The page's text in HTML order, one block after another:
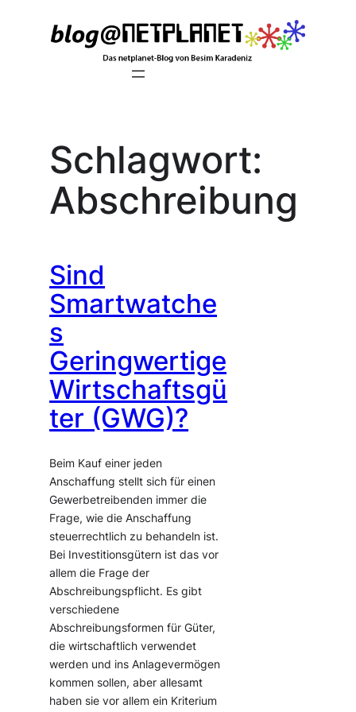
Schlagwort:
Abschreibung
Sind
Smartwatche
s
Geringwertige
Wirtschaftsgü
ter (GWG)?
Beim Kauf einer jeden
Anschaffung stellt sich für einen
Gewerbetreibenden immer die
Frage, wie die Anschaffung
steuerrechtlich zu behandeln ist.
Bei Investitionsgütern ist das vor
allem die Frage der
Abschreibungspflicht. Es gibt
verschiedene
Abschreibungsformen für Güter,
die wirtschaftlich verwendet
werden und ins Anlagevermögen
kommen sollen, aber allesamt
haben sie vor allem ein Kriterium